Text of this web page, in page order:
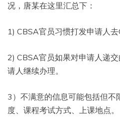
况，唐某在这里汇总下：
1) CBSA官员习惯打发申请人去
2) CBSA官员如果对申请人递
请人继续办理。
3）不满意的信息可能包括但不
度、课程考试方式、上课地点。